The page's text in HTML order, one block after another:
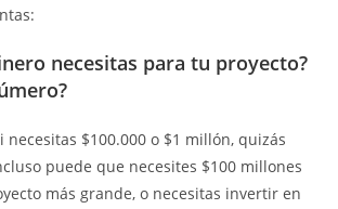
necesitas para tu proyecto?
necesitas $100.000 o $1 millón, quizás
puede que necesites $100 millones
más grande, o necesitas invertir en